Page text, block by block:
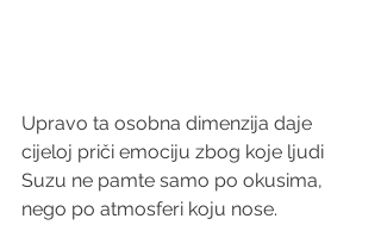
Upravo ta osobna dimenzija daje
cijeloj priči emociju zbog koje ljudi
Suzu ne pamte samo po okusima,
nego po atmosferi koju nose.